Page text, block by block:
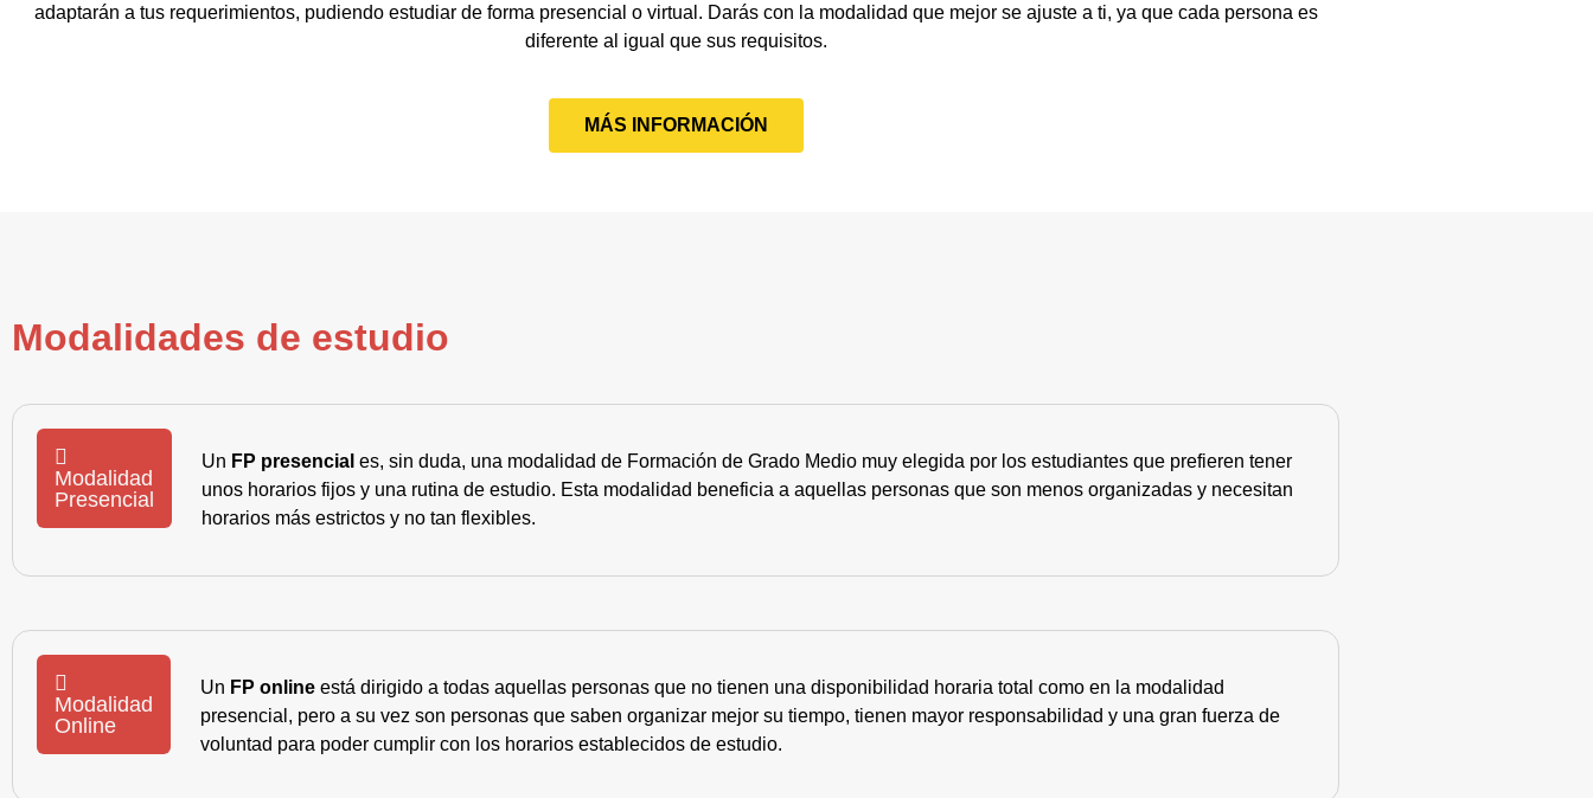
adaptarán a tus requerimientos, pudiendo estudiar de forma presencial o virtual. Darás con la modalidad que mejor se ajuste a ti, ya que cada persona es
diferente al igual que sus requisitos.
MÁS INFORMACIÓN
Modalidades de estudio
Modalidad
Presencial
Un FP presencial es, sin duda, una modalidad de Formación de Grado Medio muy elegida por los estudiantes que prefieren tener
unos horarios fijos y una rutina de estudio. Esta modalidad beneficia a aquellas personas que son menos organizadas y necesitan
horarios más estrictos y no tan flexibles.
Modalidad
Online
Un FP online está dirigido a todas aquellas personas que no tienen una disponibilidad horaria total como en la modalidad
presencial, pero a su vez son personas que saben organizar mejor su tiempo, tienen mayor responsabilidad y una gran fuerza de
voluntad para poder cumplir con los horarios establecidos de estudio.